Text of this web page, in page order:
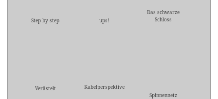
Step by step ups!
Das schwarze
Schloss
Verästelt
Kabelperspektive
Spinnennetz